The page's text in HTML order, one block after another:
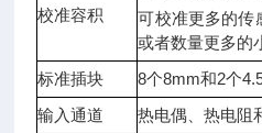
校准容积
可校准更多的传
或者数量更多的
标准插块
8个8mm和2个
输入通道
热电偶、热电阻